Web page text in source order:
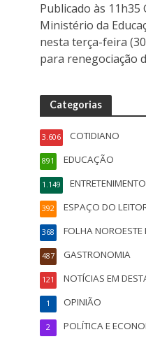
Publicado às 11h35
Ministério da
nesta terça-feira
para renegociação
Categorias
COTIDIANO
3.606
EDUCAÇÃO
891
1.149
ESPAÇO DO
392
FOLHA NOROESTE
368
GASTRONOMIA
487
NOTÍCIAS EM
121
OPINIÃO
1
POLÍTICA E
2